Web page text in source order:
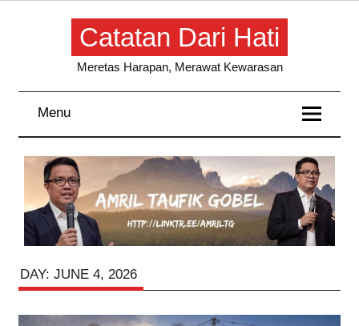
Skip
Catatan Dari Hati
Meretas Harapan, Merawat Kewarasan
Menu
DAY: JUNE 4, 2026